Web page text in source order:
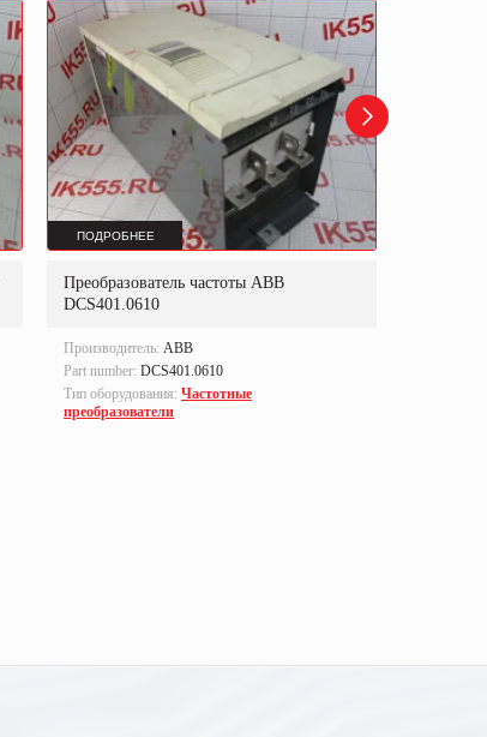
ПОДРОБНЕЕ
Преобразователь частоты ABB
DCS401.0610
Производитель: ABB
Part number: DCS401.0610
Тип оборудования: Частотные
преобразователи